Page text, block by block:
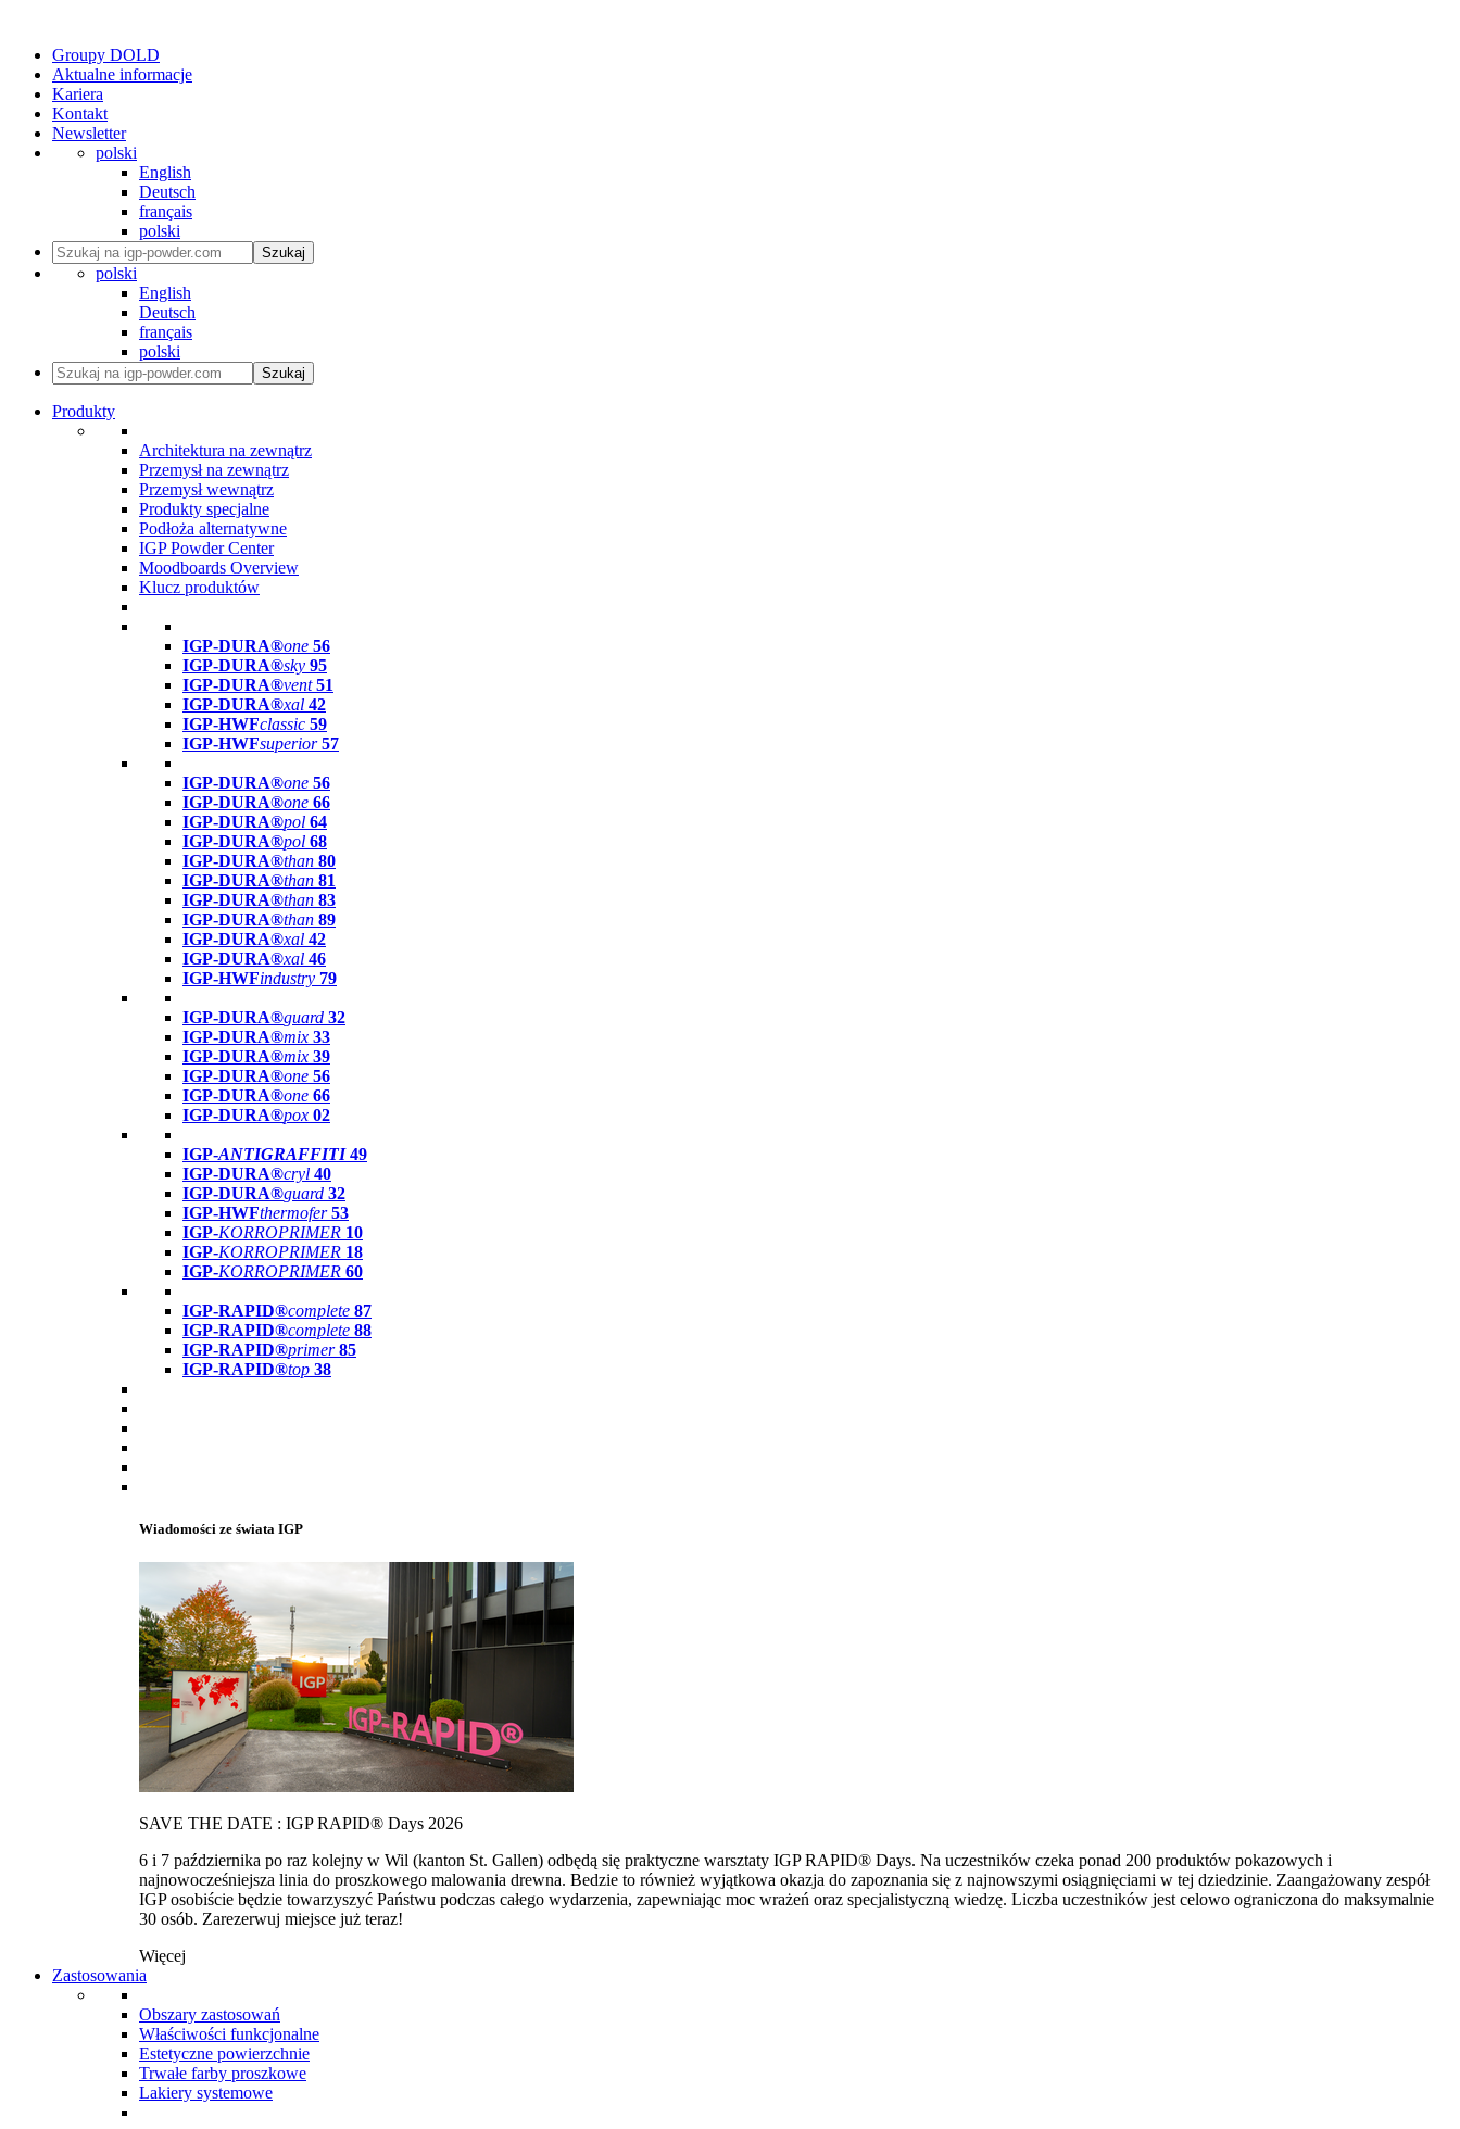
Groupy DOLD
Aktualne informacje
Kariera
Kontakt
Newsletter
polski
English
Deutsch
français
polski
Szukaj
polski
English
Deutsch
français
polski
Szukaj
Produkty
Architektura na zewnątrz
Przemysł na zewnątrz
Przemysł wewnątrz
Produkty specjalne
Podłoża alternatywne
IGP Powder Center
Moodboards Overview
Klucz produktów
IGP-DURA®one 56
IGP-DURA®sky 95
IGP-DURA®vent 51
IGP-DURA®xal 42
IGP-HWFclassic 59
IGP-HWFsuperior 57
IGP-DURA®one 56
IGP-DURA®one 66
IGP-DURA®pol 64
IGP-DURA®pol 68
IGP-DURA®than 80
IGP-DURA®than 81
IGP-DURA®than 83
IGP-DURA®than 89
IGP-DURA®xal 42
IGP-DURA®xal 46
IGP-HWFindustry 79
IGP-DURA®guard 32
IGP-DURA®mix 33
IGP-DURA®mix 39
IGP-DURA®one 56
IGP-DURA®one 66
IGP-DURA®pox 02
IGP-ANTIGRAFFITI49
IGP-DURA®cryl 40
IGP-DURA®guard 32
IGP-HWFthermofer 53
IGP-KORROPRIMER 10
IGP-KORROPRIMER 18
IGP-KORROPRIMER 60
IGP-RAPID®complete 87
IGP-RAPID®complete 88
IGP-RAPID®primer 85
IGP-RAPID®top 38
Wiadomości ze świata IGP
SAVE THE DATE : IGP RAPID® Days 2026
6 i 7 października po raz kolejny w Wil (kanton St. Gallen) odbędą się praktyczne warsztaty IGP RAPID® Days. Na uczestników czeka ponad 200 produktów pokazowych i
najnowocześniejsza linia do proszkowego malowania drewna. Bedzie to również wyjątkowa okazja do zapoznania się z najnowszymi osiągnięciami w tej dziedzinie. Zaangażowany zespół
IGP osobiście będzie towarzyszyć Państwu podczas całego wydarzenia, zapewniając moc wrażeń oraz specjalistyczną wiedzę. Liczba uczestników jest celowo ograniczona do maksymalnie
30 osób. Zarezerwuj miejsce już teraz!
Więcej
Zastosowania
Obszary zastosowań
Właściwości funkcjonalne
Estetyczne powierzchnie
Trwałe farby proszkowe
Lakiery systemowe